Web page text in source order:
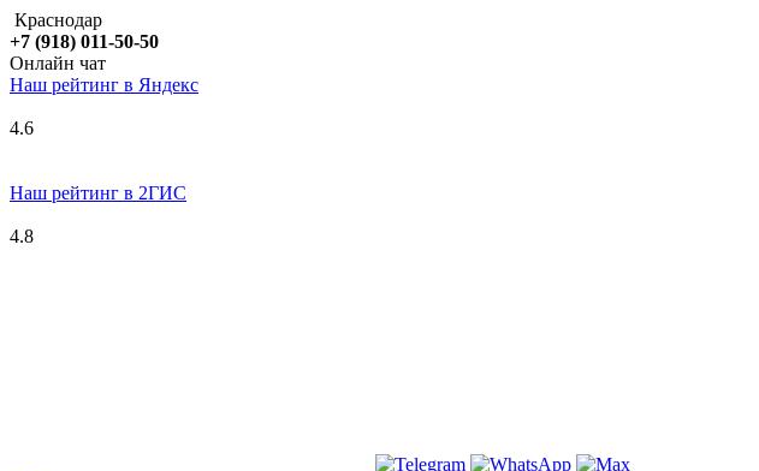
Краснодар
+7 (918) 011-50-50
Онлайн чат
Наш рейтинг в Яндекс
4.6
Наш рейтинг в 2ГИС
4.8